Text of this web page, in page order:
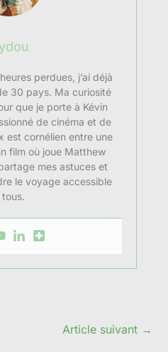
perdues, j’ai déjà
30 pays. Ma curiosité
que je porte à Kévin
de cinéma et de
est cornélien entre une
film où joue Matthew
mes astuces et
le voyage accessible
tous.
Article suivant →